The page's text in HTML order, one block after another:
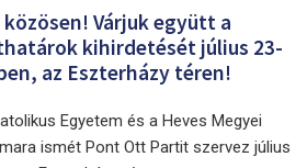
Várjuk együtt a
kihirdetését július 23-
az Eszterházy téren!
Egyetem és a Heves Megyei
ismét Pont Ott Partit szervez július